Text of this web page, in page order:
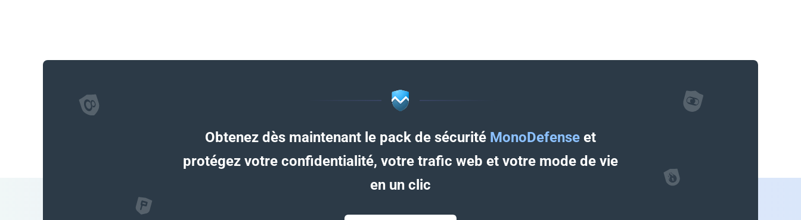
Obtenez dès maintenant le pack de sécurité MonoDefense et
protégez votre confidentialité, votre trafic web et votre mode de vie
en un clic